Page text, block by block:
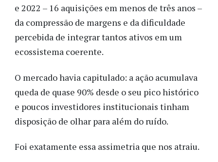
e 2022 – 16 aquisições em menos de três anos –
da compressão de margens e da dificuldade
percebida de integrar tantos ativos em um
ecossistema coerente.
O mercado havia capitulado: a ação acumulava
queda de quase 90% desde o seu pico histórico
e poucos investidores institucionais tinham
disposição de olhar para além do ruído.
Foi exatamente essa assimetria que nos atraiu.